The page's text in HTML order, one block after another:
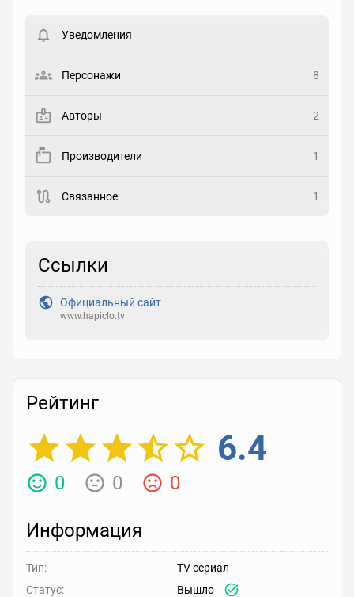
Статус
Рейтинг
Реакция
Уведомления
Персонажи 8
Авторы 2
Производители 1
Связанное 1
Ссылки
Официальный сайт
www.hapiclo.tv
Рейтинг
6.4
0 0 0
Информация
Тип:
TV сериал
Статус:
Вышло